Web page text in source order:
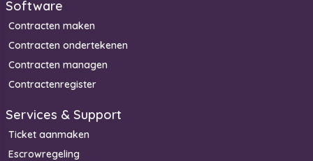
Software
Contracten maken
Contracten ondertekenen
Contracten managen
Contractenregister
Services & Support
Ticket aanmaken
Escrowregeling